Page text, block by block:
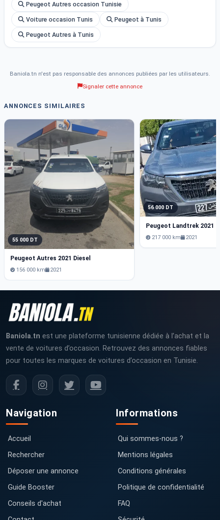
Peugeot Autres occasion Tunisie
Voiture occasion Tunis Peugeot à Tunis
Peugeot Autres à Tunis
Baniola.tn n'est pas responsable des annonces publiées par les utilisateurs.
Signaler cette annonce
ANNONCES SIMILAIRES
55 000 DT
Peugeot Autres 2021 Diesel
156 000 km 2021
56 000 DT
Peugeot Landtrek 2021
217 000 km 2021
Baniola.tn est une plateforme tunisienne dédiée à l’achat et la
vente de voitures d’occasion. Retrouvez des annonces fiables
pour toutes les marques de voitures d’occasion en Tunisie.
Navigation
Accueil
Rechercher
Déposer une annonce
Guide Booster
Conseils d'achat
Informations
Qui sommes-nous ?
Mentions légales
Conditions générales
Politique de confidentialité
FAQ